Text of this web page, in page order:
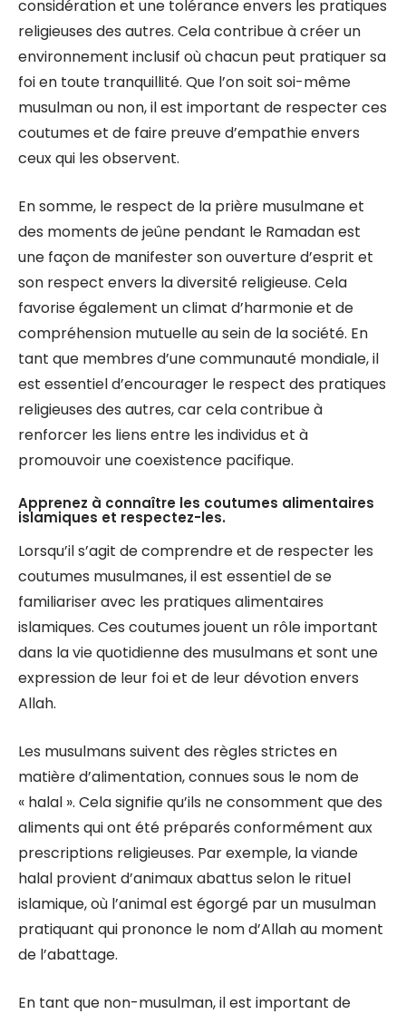
considération et une tolérance envers les pratiques
religieuses des autres. Cela contribue à créer un
environnement inclusif où chacun peut pratiquer sa
foi en toute tranquillité. Que l’on soit soi-même
musulman ou non, il est important de respecter ces
coutumes et de faire preuve d’empathie envers
ceux qui les observent.
En somme, le respect de la prière musulmane et
des moments de jeûne pendant le Ramadan est
une façon de manifester son ouverture d’esprit et
son respect envers la diversité religieuse. Cela
favorise également un climat d’harmonie et de
compréhension mutuelle au sein de la société. En
tant que membres d’une communauté mondiale, il
est essentiel d’encourager le respect des pratiques
religieuses des autres, car cela contribue à
renforcer les liens entre les individus et à
promouvoir une coexistence pacifique.
Apprenez à connaître les coutumes alimentaires
islamiques et respectez-les.
Lorsqu’il s’agit de comprendre et de respecter les
coutumes musulmanes, il est essentiel de se
familiariser avec les pratiques alimentaires
islamiques. Ces coutumes jouent un rôle important
dans la vie quotidienne des musulmans et sont une
expression de leur foi et de leur dévotion envers
Allah.
Les musulmans suivent des règles strictes en
matière d’alimentation, connues sous le nom de
« halal ». Cela signifie qu’ils ne consomment que des
aliments qui ont été préparés conformément aux
prescriptions religieuses. Par exemple, la viande
halal provient d’animaux abattus selon le rituel
islamique, où l’animal est égorgé par un musulman
pratiquant qui prononce le nom d’Allah au moment
de l’abattage.
En tant que non-musulman, il est important de